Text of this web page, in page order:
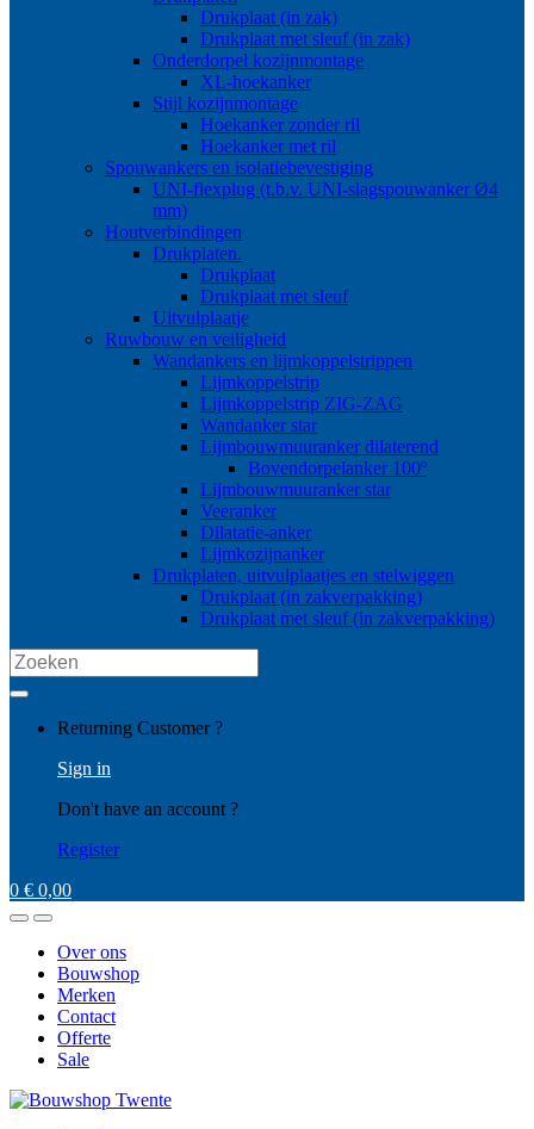
Drukplaat (in zak)
Drukplaat met sleuf (in zak)
Onderdorpel kozijnmontage
XL-hoekanker
Stijl kozijnmontage
Hoekanker zonder ril
Hoekanker met ril
Spouwankers en isolatiebevestiging
UNI-flexplug (t.b.v. UNI-slagspouwanker Ø4
mm)
Houtverbindingen
Drukplaten.
Drukplaat
Drukplaat met sleuf
Uitvulplaatje
Ruwbouw en veiligheid
Wandankers en lijmkoppelstrippen
Lijmkoppelstrip
Lijmkoppelstrip ZIG-ZAG
Wandanker star
Lijmbouwmuuranker dilaterend
Bovendorpelanker 100º
Lijmbouwmuuranker star
Veeranker
Dilatatie-anker
Lijmkozijnanker
Drukplaten, uitvulplaatjes en stelwiggen
Drukplaat (in zakverpakking)
Drukplaat met sleuf (in zakverpakking)
Search
for:
Returning Customer ?
Sign in
Don't have an account ?
Register
0 € 0,00
OpenClose
Over ons
Bouwshop
Merken
Contact
Offerte
Sale